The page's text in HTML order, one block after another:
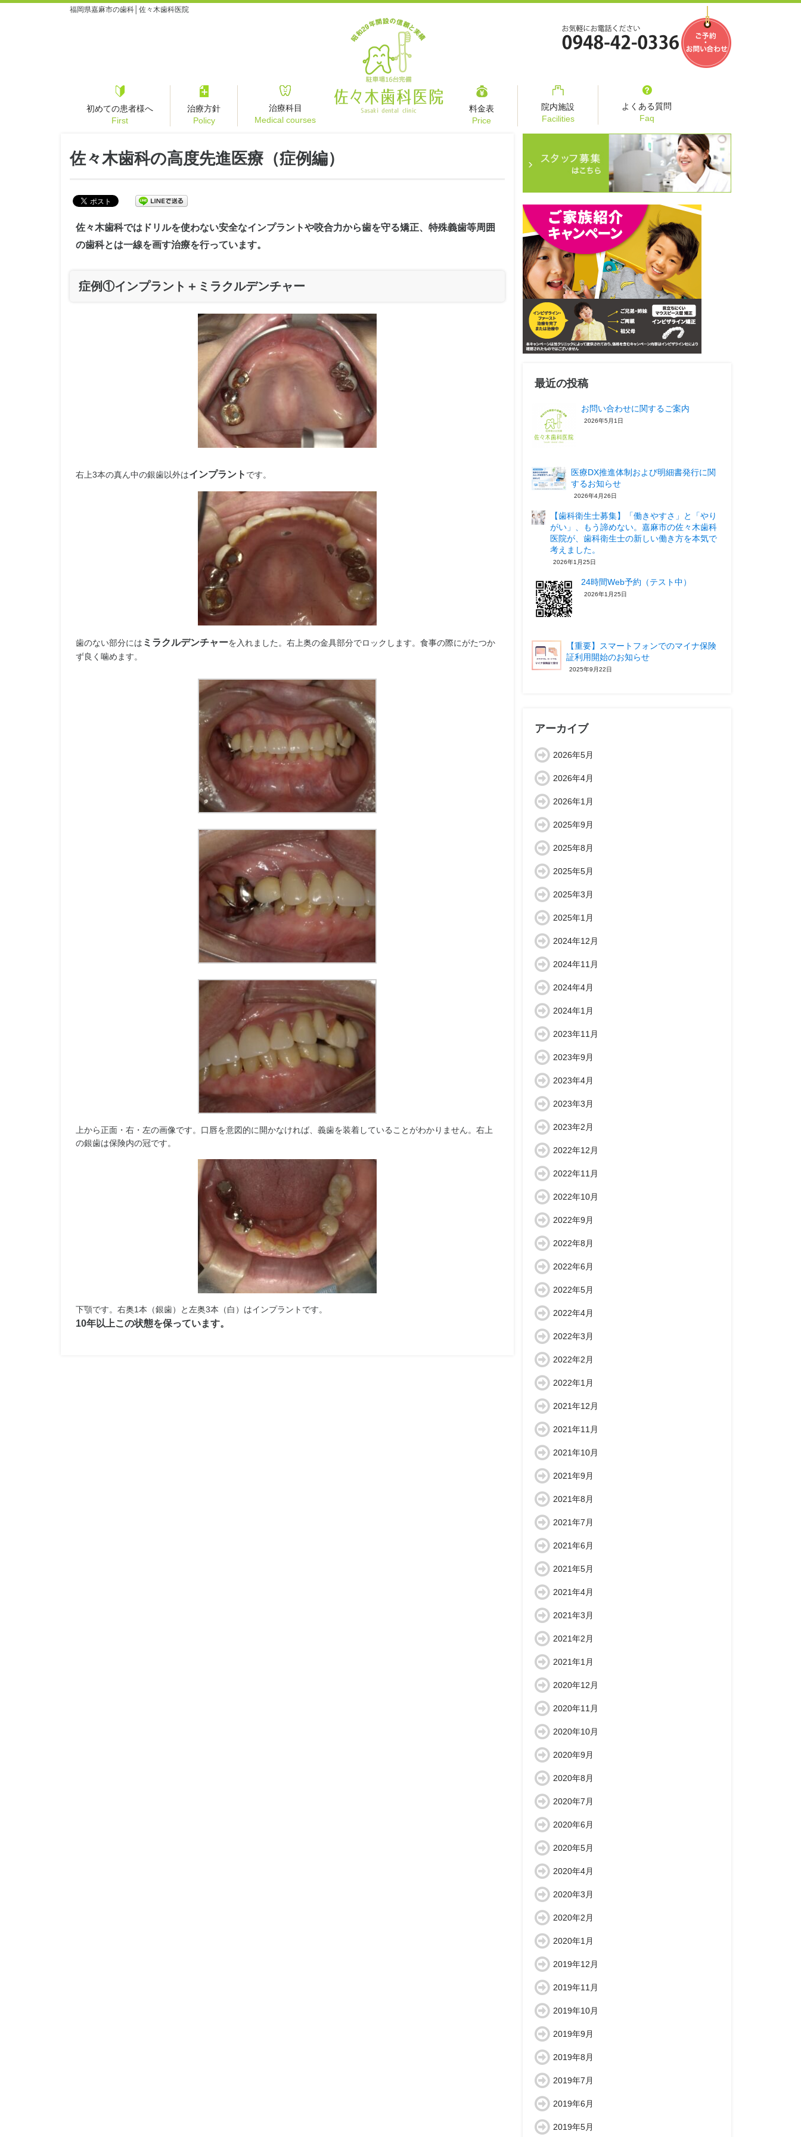
福岡県嘉麻市の歯科│佐々木歯科医院
初めての患者様へ
First
治療方針
Policy
治療科目
Medical courses
料金表
Price
院内施設
Facilities
よくある質問
Faq
佐々木歯科の高度先進医療（症例編）
佐々木歯科ではドリルを使わない安全なインプラントや咬合力から歯を守る矯正、特殊義歯等周囲
の歯科とは一線を画す治療を行っています。
症例①インプラント＋ミラクルデンチャー
右上3本の真ん中の銀歯以外はインプラント です。
歯のない部分には ミラクルデンチャーを入れました。右上奥の金具部分でロックします。食事の際にがたつか
ず良く噛めます。
上から正面・右・左の画像です。口唇を意図的に開かなければ、義歯を装着していることがわかりません。右上
の銀歯は保険内の冠です。
下顎です。右奥1本（銀歯）と左奥3本（白）はインプラントです。
10年以上この状態を保っています。
最近の投稿
お問い合わせに関するご案内
2026年5月1日
医療DX推進体制および明細書発行に関
するお知らせ
2026年4月26日
【歯科衛生士募集】「働きやすさ」と「やり
がい」、もう諦めない。嘉麻市の佐々木歯科
医院が、歯科衛生士の新しい働き方を本気で
考えました。
2026年1月25日
24時間Web予約（テスト中）
2026年1月25日
【重要】スマートフォンでのマイナ保険
証利用開始のお知らせ
2025年9月22日
アーカイブ
2026年5月
2026年4月
2026年1月
2025年9月
2025年8月
2025年5月
2025年3月
2025年1月
2024年12月
2024年11月
2024年4月
2024年1月
2023年11月
2023年9月
2023年4月
2023年3月
2023年2月
2022年12月
2022年11月
2022年10月
2022年9月
2022年8月
2022年6月
2022年5月
2022年4月
2022年3月
2022年2月
2022年1月
2021年12月
2021年11月
2021年10月
2021年9月
2021年8月
2021年7月
2021年6月
2021年5月
2021年4月
2021年3月
2021年2月
2021年1月
2020年12月
2020年11月
2020年10月
2020年9月
2020年8月
2020年7月
2020年6月
2020年5月
2020年4月
2020年3月
2020年2月
2020年1月
2019年12月
2019年11月
2019年10月
2019年9月
2019年8月
2019年7月
2019年6月
2019年5月